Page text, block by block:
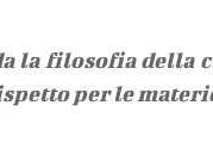
filosofia della
per le